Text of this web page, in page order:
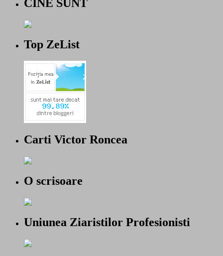
CINE SUNT
Top ZeList
Carti Victor Roncea
O scrisoare
Uniunea Ziaristilor Profesionisti